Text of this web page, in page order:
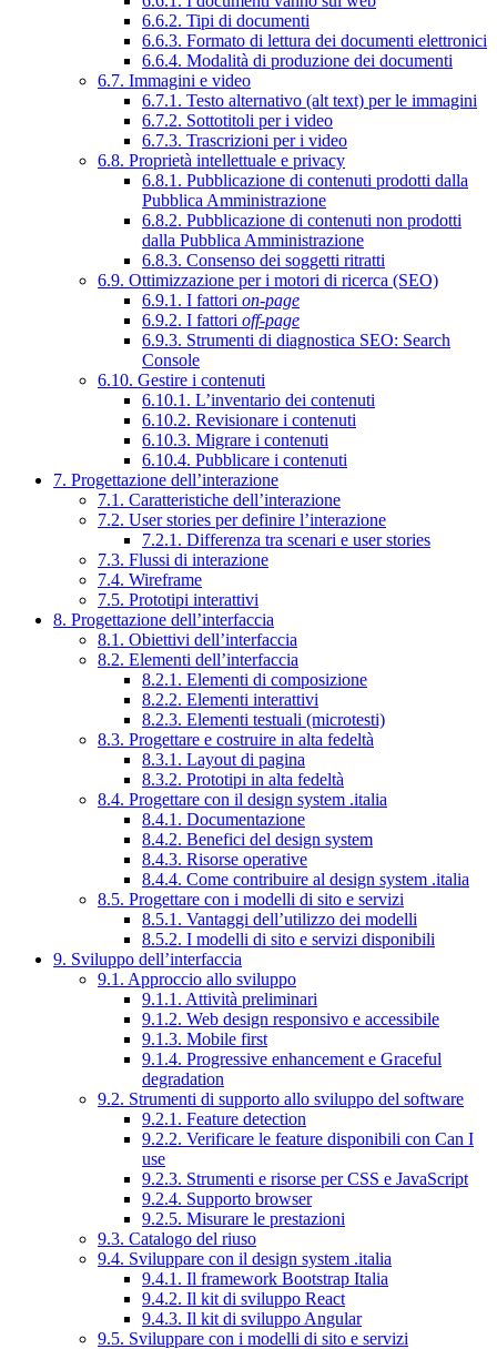
6.6.2. Tipi di documenti
6.6.3. Formato di lettura dei documenti elettronici
6.6.4. Modalità di produzione dei documenti
6.7. Immagini e video
6.7.1. Testo alternativo (alt text) per le immagini
6.7.2. Sottotitoli per i video
6.7.3. Trascrizioni per i video
6.8. Proprietà intellettuale e privacy
6.8.1. Pubblicazione di contenuti prodotti dalla
Pubblica Amministrazione
6.8.2. Pubblicazione di contenuti non prodotti
dalla Pubblica Amministrazione
6.8.3. Consenso dei soggetti ritratti
6.9. Ottimizzazione per i motori di ricerca (SEO)
6.9.1. I fattori on-page
6.9.2. I fattori off-page
6.9.3. Strumenti di diagnostica SEO: Search
Console
6.10. Gestire i contenuti
6.10.1. L’inventario dei contenuti
6.10.2. Revisionare i contenuti
6.10.3. Migrare i contenuti
6.10.4. Pubblicare i contenuti
7. Progettazione dell’interazione
7.1. Caratteristiche dell’interazione
7.2. User stories per definire l’interazione
7.2.1. Differenza tra scenari e user stories
7.3. Flussi di interazione
7.4. Wireframe
7.5. Prototipi interattivi
8. Progettazione dell’interfaccia
8.1. Obiettivi dell’interfaccia
8.2. Elementi dell’interfaccia
8.2.1. Elementi di composizione
8.2.2. Elementi interattivi
8.2.3. Elementi testuali (microtesti)
8.3. Progettare e costruire in alta fedeltà
8.3.1. Layout di pagina
8.3.2. Prototipi in alta fedeltà
8.4. Progettare con il design system .italia
8.4.1. Documentazione
8.4.2. Benefici del design system
8.4.3. Risorse operative
8.4.4. Come contribuire al design system .italia
8.5. Progettare con i modelli di sito e servizi
8.5.1. Vantaggi dell’utilizzo dei modelli
8.5.2. I modelli di sito e servizi disponibili
9. Sviluppo dell’interfaccia
9.1. Approccio allo sviluppo
9.1.1. Attività preliminari
9.1.2. Web design responsivo e accessibile
9.1.3. Mobile first
9.1.4. Progressive enhancement e Graceful
degradation
9.2. Strumenti di supporto allo sviluppo del software
9.2.1. Feature detection
9.2.2. Verificare le feature disponibili con Can I
use
9.2.3. Strumenti e risorse per CSS e JavaScript
9.2.4. Supporto browser
9.2.5. Misurare le prestazioni
9.3. Catalogo del riuso
9.4. Sviluppare con il design system .italia
9.4.1. Il framework Bootstrap Italia
9.4.2. Il kit di sviluppo React
9.4.3. Il kit di sviluppo Angular
9.5. Sviluppare con i modelli di sito e servizi